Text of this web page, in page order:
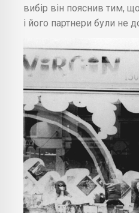
вибір він пояснив тим,
і його партнери були не